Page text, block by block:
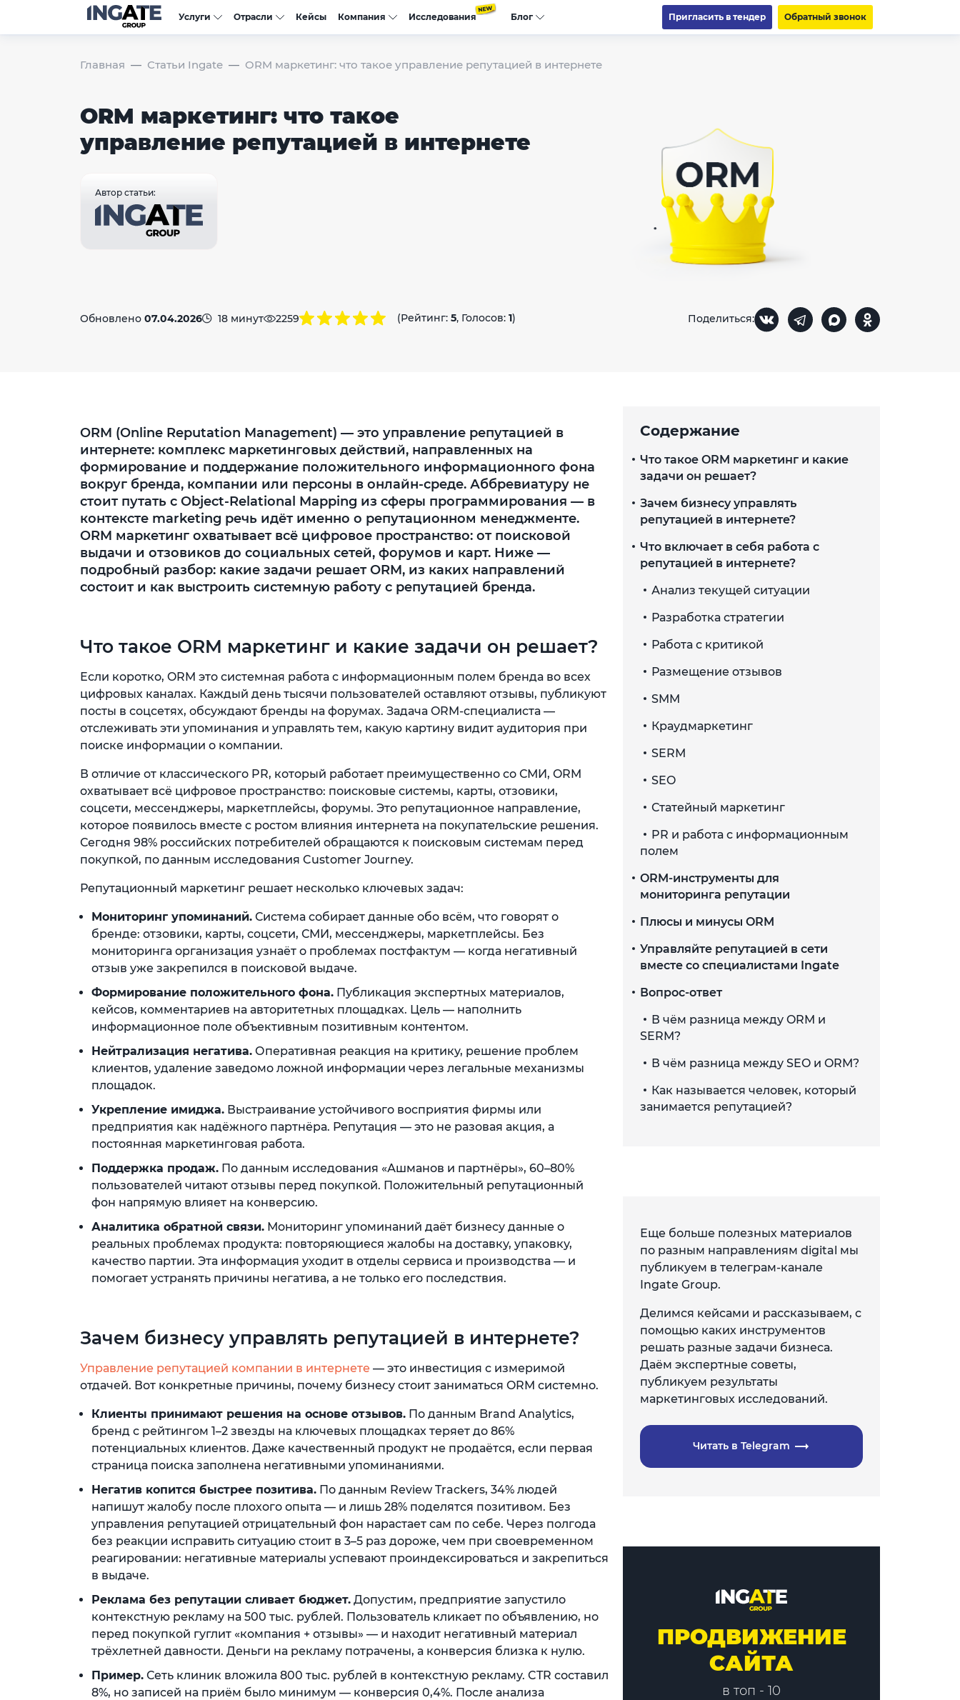
Услуги Отрасли Кейсы Компания Исследования Блог Пригласить в тендер Обратный звонок
Главная Статьи Ingate ORM маркетинг: что такое управление репутацией в интернете
ORM маркетинг: что такое
управление репутацией в интернете
Автор статьи:
Обновлено 07.04.2026 18 минут 2259 (Рейтинг: 5, Голосов: 1) Поделиться:
ORM (Online Reputation Management) — это управление репутацией в
интернете: комплекс маркетинговых действий, направленных на
формирование и поддержание положительного информационного фона
вокруг бренда, компании или персоны в онлайн-среде. Аббревиатуру не
стоит путать с Object-Relational Mapping из сферы программирования — в
контексте marketing речь идёт именно о репутационном менеджменте.
ORM маркетинг охватывает всё цифровое пространство: от поисковой
выдачи и отзовиков до социальных сетей, форумов и карт. Ниже —
подробный разбор: какие задачи решает ORM, из каких направлений
состоит и как выстроить системную работу с репутацией бренда.
Что такое ORM маркетинг и какие задачи он решает?
Если коротко, ORM это системная работа с информационным полем бренда во всех
цифровых каналах. Каждый день тысячи пользователей оставляют отзывы, публикуют
посты в соцсетях, обсуждают бренды на форумах. Задача ORM-специалиста —
отслеживать эти упоминания и управлять тем, какую картину видит аудитория при
поиске информации о компании.
В отличие от классического PR, который работает преимущественно со СМИ, ORM
охватывает всё цифровое пространство: поисковые системы, карты, отзовики,
соцсети, мессенджеры, маркетплейсы, форумы. Это репутационное направление,
которое появилось вместе с ростом влияния интернета на покупательские решения.
Сегодня 98% российских потребителей обращаются к поисковым системам перед
покупкой, по данным исследования Customer Journey.
Репутационный маркетинг решает несколько ключевых задач:
Мониторинг упоминаний. Система собирает данные обо всём, что говорят о
бренде: отзовики, карты, соцсети, СМИ, мессенджеры, маркетплейсы. Без
мониторинга организация узнаёт о проблемах постфактум — когда негативный
отзыв уже закрепился в поисковой выдаче.
Формирование положительного фона. Публикация экспертных материалов,
кейсов, комментариев на авторитетных площадках. Цель — наполнить
информационное поле объективным позитивным контентом.
Нейтрализация негатива. Оперативная реакция на критику, решение проблем
клиентов, удаление заведомо ложной информации через легальные механизмы
площадок.
Укрепление имиджа. Выстраивание устойчивого восприятия фирмы или
предприятия как надёжного партнёра. Репутация — это не разовая акция, а
постоянная маркетинговая работа.
Поддержка продаж. По данным исследования «Ашманов и партнёры», 60–80%
пользователей читают отзывы перед покупкой. Положительный репутационный
фон напрямую влияет на конверсию.
Аналитика обратной связи. Мониторинг упоминаний даёт бизнесу данные о
реальных проблемах продукта: повторяющиеся жалобы на доставку, упаковку,
качество партии. Эта информация уходит в отделы сервиса и производства — и
помогает устранять причины негатива, а не только его последствия.
Зачем бизнесу управлять репутацией в интернете?
Управление репутацией компании в интернете — это инвестиция с измеримой
отдачей. Вот конкретные причины, почему бизнесу стоит заниматься ORM системно.
Клиенты принимают решения на основе отзывов. По данным Brand Analytics,
бренд с рейтингом 1–2 звезды на ключевых площадках теряет до 86%
потенциальных клиентов. Даже качественный продукт не продаётся, если первая
страница поиска заполнена негативными упоминаниями.
Негатив копится быстрее позитива. По данным Review Trackers, 34% людей
напишут жалобу после плохого опыта — и лишь 28% поделятся позитивом. Без
управления репутацией отрицательный фон нарастает сам по себе. Через полгода
без реакции исправить ситуацию стоит в 3–5 раз дороже, чем при своевременном
реагировании: негативные материалы успевают проиндексироваться и закрепиться
в выдаче.
Реклама без репутации сливает бюджет. Допустим, предприятие запустило
контекстную рекламу на 500 тыс. рублей. Пользователь кликает по объявлению, но
перед покупкой гуглит «компания + отзывы» — и находит негативный материал
трёхлетней давности. Деньги на рекламу потрачены, а конверсия близка к нулю.
Пример. Сеть клиник вложила 800 тыс. рублей в контекстную рекламу. CTR составил
8%, но записей на приём было минимум — конверсия 0,4%. После анализа
Содержание
Что такое ORM маркетинг и какие
задачи он решает?
Зачем бизнесу управлять
репутацией в интернете?
Что включает в себя работа с
репутацией в интернете?
Анализ текущей ситуации
Разработка стратегии
Работа с критикой
Размещение отзывов
SMM
Краудмаркетинг
SERМ
SEO
Статейный маркетинг
PR и работа с информационным
полем
ORM-инструменты для
мониторинга репутации
Плюсы и минусы ORM
Управляйте репутацией в сети
вместе со специалистами Ingate
Вопрос-ответ
В чём разница между ORM и
SERM?
В чём разница между SEO и ORM?
Как называется человек, который
занимается репутацией?
Еще больше полезных материалов
по разным направлениям digital мы
публикуем в телеграм-канале
Ingate Group.
Делимся кейсами и рассказываем, с
помощью каких инструментов
решать разные задачи бизнеса.
Даём экспертные советы,
публикуем результаты
маркетинговых исследований.
Читать в Telegram
ПРОДВИЖЕНИЕ
САЙТА
в топ - 10